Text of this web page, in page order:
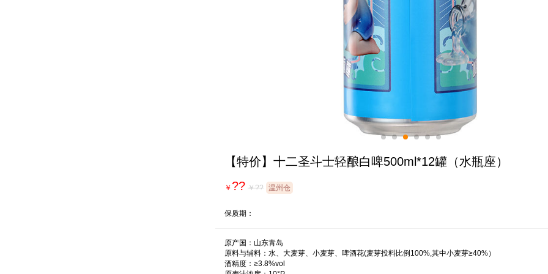
【特价】十二圣斗士轻酿白啤500ml*12罐（水瓶座）
￥ ?? ￥?? 温州仓
保质期：
原产国：山东青岛
原料与辅料：水、大麦芽、小麦芽、啤酒花(麦芽投料比例100%,其中小麦芽≥40%）
酒精度：≥3.8%vol